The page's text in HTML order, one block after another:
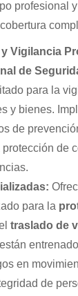
profesional
Vigilancia
de
para la
y bienes.
de
de
para la
traslado de
en
de